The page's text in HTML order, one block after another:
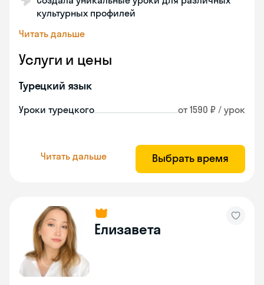
культурных профилей
Читать дальше
Услуги и цены
Турецкий язык
Уроки турецкого от 1590 ₽ / урок
Читать дальше Выбрать время
Елизавета